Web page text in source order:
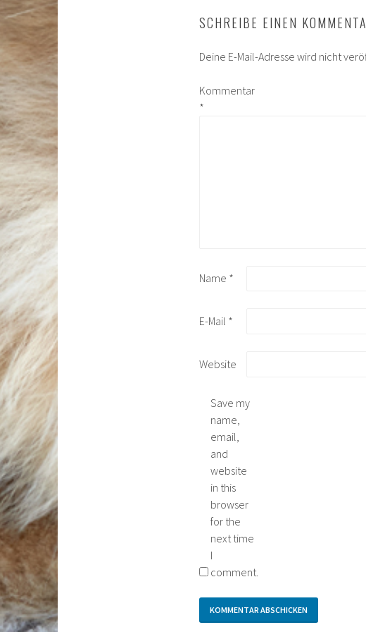
SCHREIBE EINEN
Deine E-Mail-Adresse wird nicht
Kommentar
*
Name *
E-Mail *
Website
Save my
name,
email,
and
website
in this
browser
for the
next time
I
comment.